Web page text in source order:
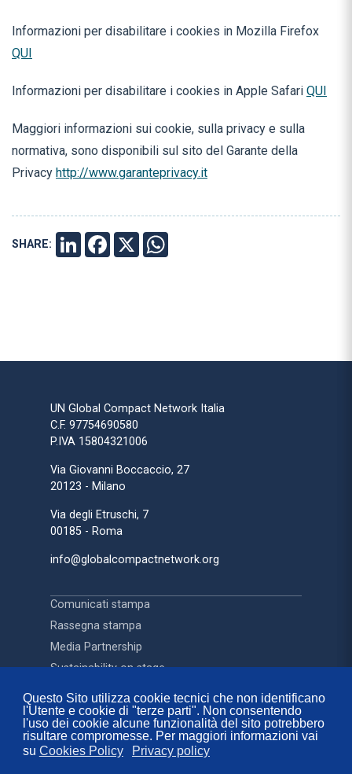
Questo Sito utilizza cookie tecnici che non identificano
l'Utente e cookie di "terze parti". Non consentendo
l'uso dei cookie alcune funzionalità del sito potrebbero
risultare compromesse. Per maggiori informazioni vai
su Cookies Policy Privacy policy
Informazioni per disabilitare i cookies in Mozilla Firefox
QUI
Informazioni per disabilitare i cookies in Apple Safari QUI
Maggiori informazioni sui cookie, sulla privacy e sulla
normativa, sono disponibili sul sito del Garante della
Privacy http://www.garanteprivacy.it
SHARE: LINKEDINFACEBOOK
X
UN Global Compact Network Italia
C.F. 97754690580
P.IVA 15804321006
Via Giovanni Boccaccio, 27
20123 - Milano
Via degli Etruschi, 7
00185 - Roma
info@globalcompactnetwork.org
Comunicati stampa
Rassegna stampa
Media Partnership
Sustainability on stage
Contatti
FAQ
Privacy Policy